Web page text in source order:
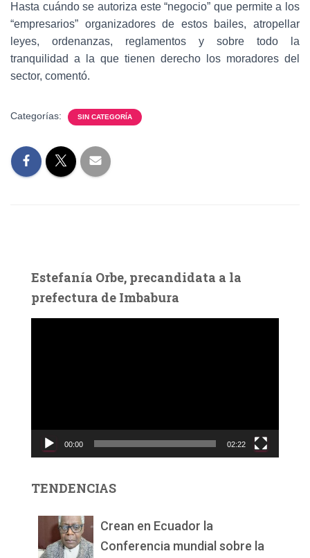
Hasta cuándo se autoriza este “negocio” que permite a los
“empresarios” organizadores de estos bailes, atropellar
leyes, ordenanzas, reglamentos y sobre todo la
tranquilidad a la que tienen derecho los moradores del
sector, comentó.
Categorías: SIN CATEGORÍA
Estefanía Orbe, precandidata a la
prefectura de Imbabura
c
d
00:00 02:22
TENDENCIAS
Crean en Ecuador la
Conferencia mundial sobre la